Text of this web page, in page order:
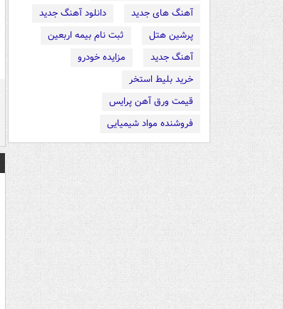
آهنگ های جدید
دانلود آهنگ جدید
پرشین هتل
ثبت نام بیمه اربعین
آهنگ جدید
مزایده خودرو
خرید بلیط استخر
قیمت ورق آهن پرایس
فروشنده مواد شیمیایی